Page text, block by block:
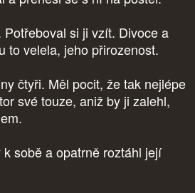
Potřeboval si ji vzít. Divoce a
to velela, jeho přirozenost.
čtyři. Měl pocit, že tak nejlépe
své touze, aniž by ji zalehl,
sobě a opatrně roztáhl její